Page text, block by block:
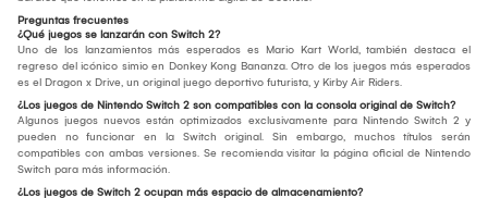
Preguntas frecuentes
¿Qué juegos se lanzarán con Switch 2?
Uno de los lanzamientos más esperados es Mario Kart World, también destaca el
regreso del icónico simio en Donkey Kong Bananza. Otro de los juegos más esperados
es el Dragon x Drive, un original juego deportivo futurista, y Kirby Air Riders.
¿Los juegos de Nintendo Switch 2 son compatibles con la consola original de Switch?
Algunos juegos nuevos están optimizados exclusivamente para Nintendo Switch 2 y
pueden no funcionar en la Switch original. Sin embargo, muchos títulos serán
compatibles con ambas versiones. Se recomienda visitar la página oficial de Nintendo
Switch para más información.
¿Los juegos de Switch 2 ocupan más espacio de almacenamiento?